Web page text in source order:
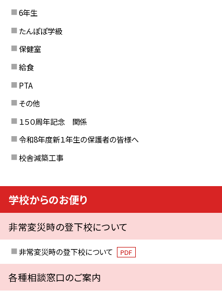
6年生
たんぽぽ学級
保健室
給食
PTA
その他
１５０周年記念 関係
令和8年度新１年生の保護者の皆様へ
校舎減築工事
学校からのお便り
非常変災時の登下校について
非常変災時の登下校について PDF
各種相談窓口のご案内